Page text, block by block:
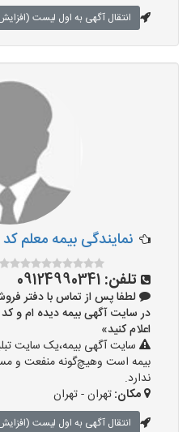
انتقال آگهی به اول لیست
نمایندگی بیمه معلم کد 3548
تلفن: 09124990341
لطفا پس از تماس با دفتر
اعلام کنید»
سایت آگهی بیمه،یک سایت
بیمه است وهیچ‌گونه منفعت و
ندارد.
مکان:تهران - تهران
انتقال آگهی به اول لیست